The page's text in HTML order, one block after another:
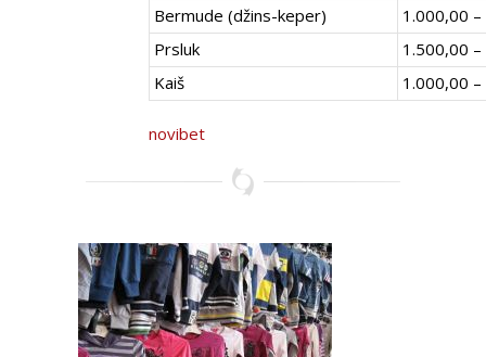
Bermude (džins-keper)
1.000,00
Prsluk
1.500,00
Kaiš
1.000,00
novibet